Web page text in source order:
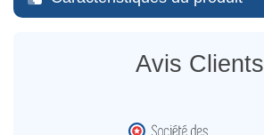
Avis Clients